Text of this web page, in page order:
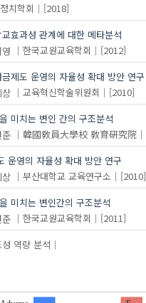
치학회
[2018]
효과성 관계에 대한 메타분석
한국교원교육학회
[2012]
제도 운영의 자율성 확대 방안 연구
상 교육혁신학술위원회
[2010]
미치는 변인 간의 구조분석
韓國敎員大學校 敎育硏究院
운영의 자율성 확대 방안 연구
상 부산대학교 교육연구소
[2010]
미치는 변인간의 구조분석
한국교원교육학회
[2011]
역량 분석